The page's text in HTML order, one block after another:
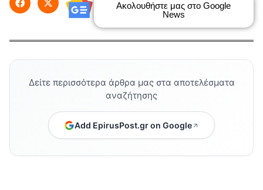
Ακολουθήστε μας στο Google
News
Δείτε περισσότερα άρθρα μας στα αποτελέσματα
αναζήτησης
Add EpirusPost.gr on Google